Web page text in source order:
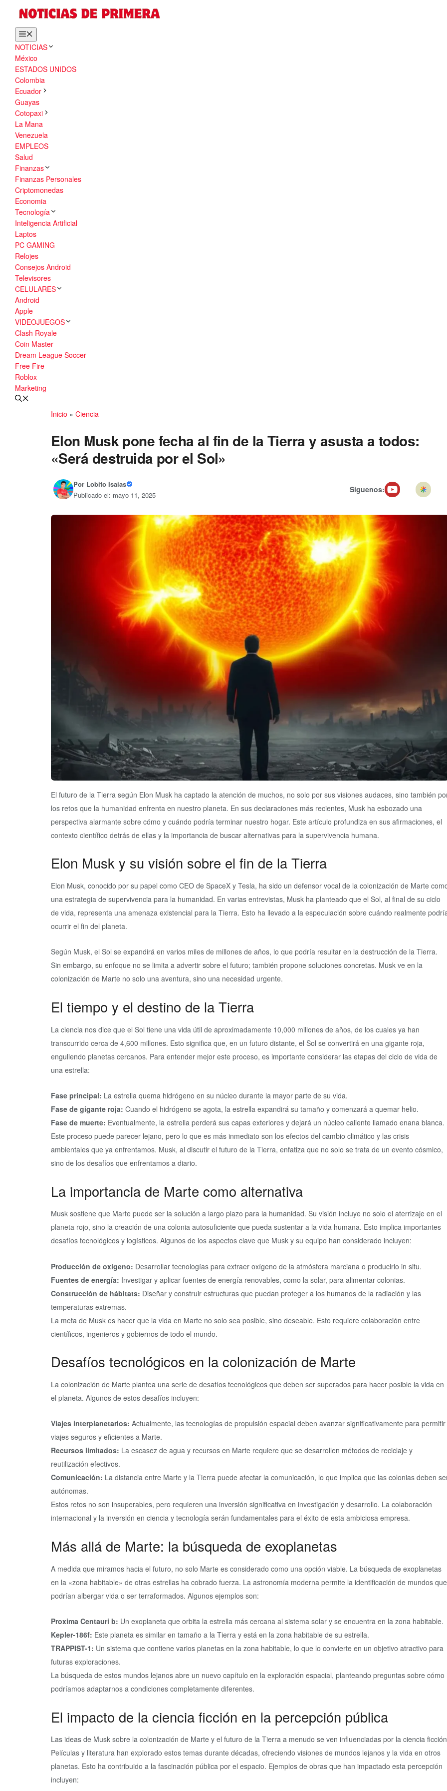
contenido
NOTICIAS
México
ESTADOS UNIDOS
Colombia
Ecuador
Guayas
Cotopaxi
La Mana
Venezuela
EMPLEOS
Salud
Finanzas
Finanzas Personales
Criptomonedas
Economia
Tecnología
Inteligencia Artificial
Laptos
PC GAMING
Relojes
Consejos Android
Televisores
CELULARES
Android
Apple
VIDEOJUEGOS
Clash Royale
Coin Master
Dream League Soccer
Free Fire
Roblox
Marketing
Inicio » Ciencia
Elon Musk pone fecha al fin de la Tierra y asusta a todos:
«Será destruida por el Sol»
Por Lobito Isaias
Publicado el: mayo 11, 2025
Síguenos:
El futuro de la Tierra según Elon Musk ha captado la atención de muchos, no solo por sus visiones audaces, sino también
los retos que la humanidad enfrenta en nuestro planeta. En sus declaraciones más recientes, Musk ha esbozado una
perspectiva alarmante sobre cómo y cuándo podría terminar nuestro hogar. Este artículo profundiza en sus afirmaciones, el
contexto científico detrás de ellas y la importancia de buscar alternativas para la supervivencia humana.
Elon Musk y su visión sobre el fin de la Tierra
Elon Musk, conocido por su papel como CEO de SpaceX y Tesla, ha sido un defensor vocal de la colonización de Marte
una estrategia de supervivencia para la humanidad. En varias entrevistas, Musk ha planteado que el Sol, al final de su ciclo
de vida, representa una amenaza existencial para la Tierra. Esto ha llevado a la especulación sobre cuándo realmente
ocurrir el fin del planeta.
Según Musk, el Sol se expandirá en varios miles de millones de años, lo que podría resultar en la destrucción de la Tierra.
Sin embargo, su enfoque no se limita a advertir sobre el futuro; también propone soluciones concretas. Musk ve en la
colonización de Marte no solo una aventura, sino una necesidad urgente.
El tiempo y el destino de la Tierra
La ciencia nos dice que el Sol tiene una vida útil de aproximadamente 10,000 millones de años, de los cuales ya han
transcurrido cerca de 4,600 millones. Esto significa que, en un futuro distante, el Sol se convertirá en una gigante roja,
engullendo planetas cercanos. Para entender mejor este proceso, es importante considerar las etapas del ciclo de vida de
una estrella:
Fase principal: La estrella quema hidrógeno en su núcleo durante la mayor parte de su vida.
Fase de gigante roja: Cuando el hidrógeno se agota, la estrella expandirá su tamaño y comenzará a quemar helio.
Fase de muerte: Eventualmente, la estrella perderá sus capas exteriores y dejará un núcleo caliente llamado enana blanca.
Este proceso puede parecer lejano, pero lo que es más inmediato son los efectos del cambio climático y las crisis
ambientales que ya enfrentamos. Musk, al discutir el futuro de la Tierra, enfatiza que no solo se trata de un evento cósmico,
sino de los desafíos que enfrentamos a diario.
La importancia de Marte como alternativa
Musk sostiene que Marte puede ser la solución a largo plazo para la humanidad. Su visión incluye no solo el aterrizaje en el
planeta rojo, sino la creación de una colonia autosuficiente que pueda sustentar a la vida humana. Esto implica importantes
desafíos tecnológicos y logísticos. Algunos de los aspectos clave que Musk y su equipo han considerado incluyen:
Producción de oxígeno: Desarrollar tecnologías para extraer oxígeno de la atmósfera marciana o producirlo in situ.
Fuentes de energía: Investigar y aplicar fuentes de energía renovables, como la solar, para alimentar colonias.
Construcción de hábitats: Diseñar y construir estructuras que puedan proteger a los humanos de la radiación y las
temperaturas extremas.
La meta de Musk es hacer que la vida en Marte no solo sea posible, sino deseable. Esto requiere colaboración entre
científicos, ingenieros y gobiernos de todo el mundo.
Desafíos tecnológicos en la colonización de Marte
La colonización de Marte plantea una serie de desafíos tecnológicos que deben ser superados para hacer posible la vida en
el planeta. Algunos de estos desafíos incluyen:
Viajes interplanetarios: Actualmente, las tecnologías de propulsión espacial deben avanzar significativamente para permitir
viajes seguros y eficientes a Marte.
Recursos limitados: La escasez de agua y recursos en Marte requiere que se desarrollen métodos de reciclaje y
reutilización efectivos.
Comunicación: La distancia entre Marte y la Tierra puede afectar la comunicación, lo que implica que las colonias deben
autónomas.
Estos retos no son insuperables, pero requieren una inversión significativa en investigación y desarrollo. La colaboración
internacional y la inversión en ciencia y tecnología serán fundamentales para el éxito de esta ambiciosa empresa.
Más allá de Marte: la búsqueda de exoplanetas
A medida que miramos hacia el futuro, no solo Marte es considerado como una opción viable. La búsqueda de exoplanetas
en la «zona habitable» de otras estrellas ha cobrado fuerza. La astronomía moderna permite la identificación de mundos que
podrían albergar vida o ser terraformados. Algunos ejemplos son:
Proxima Centauri b: Un exoplaneta que orbita la estrella más cercana al sistema solar y se encuentra en la zona habitable.
Kepler-186f: Este planeta es similar en tamaño a la Tierra y está en la zona habitable de su estrella.
TRAPPIST-1: Un sistema que contiene varios planetas en la zona habitable, lo que lo convierte en un objetivo atractivo para
futuras exploraciones.
La búsqueda de estos mundos lejanos abre un nuevo capítulo en la exploración espacial, planteando preguntas sobre cómo
podríamos adaptarnos a condiciones completamente diferentes.
El impacto de la ciencia ficción en la percepción pública
Las ideas de Musk sobre la colonización de Marte y el futuro de la Tierra a menudo se ven influenciadas por la ciencia
Películas y literatura han explorado estos temas durante décadas, ofreciendo visiones de mundos lejanos y la vida en otros
planetas. Esto ha contribuido a la fascinación pública por el espacio. Ejemplos de obras que han impactado esta percepción
incluyen: